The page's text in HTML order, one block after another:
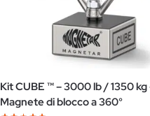
Kit CUBE ™ – 3000 lb / 1350 kg
Magnete di blocco a 360°